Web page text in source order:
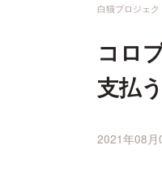
白猫プロジェ
コロ
支払う
2021年08